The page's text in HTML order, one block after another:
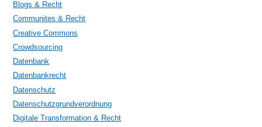
Blogs & Recht
Communites & Recht
Creative Commons
Crowdsourcing
Datenbank
Datenbankrecht
Datenschutz
Datenschutzgrundverordnung
Digitale Transformation & Recht